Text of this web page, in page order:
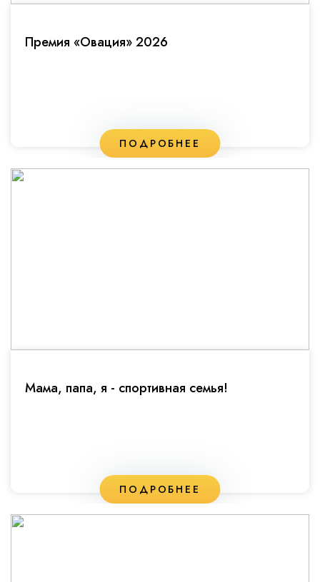
Премия «Овация» 2026
ПОДРОБНЕЕ
Мама, папа, я - спортивная семья!
ПОДРОБНЕЕ